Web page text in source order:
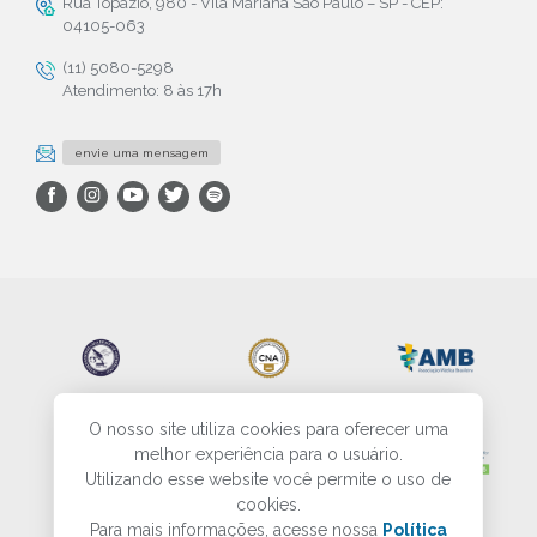
O nosso site utiliza cookies para oferecer uma
melhor experiência para o usuário.
Utilizando esse website você permite o uso de
cookies.
Para mais informações, acesse nossa Política
04105-063
(11) 5080-5298
Atendimento: 8 às 17h
envie uma mensagem